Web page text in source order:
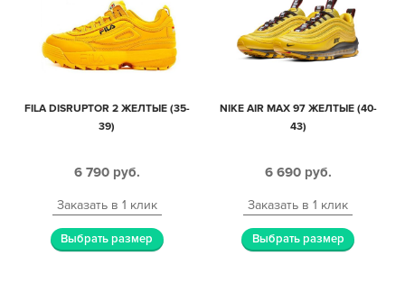
FILA DISRUPTOR 2 ЖЕЛТЫЕ (35-
39)
6 790 руб.
Заказать в 1 клик
Выбрать размер
NIKE AIR MAX 97 ЖЕЛТЫЕ (40-
43)
6 690 руб.
Заказать в 1 клик
Выбрать размер